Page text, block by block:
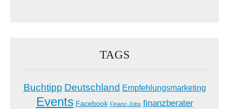
TAGS
Buchtipp Deutschland Empfehlungsmarketing
Events Facebook Finanz-Jobs finanzberater